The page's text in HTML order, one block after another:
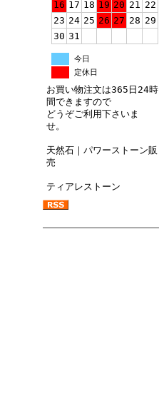
16 17 18 19 20 21 22
23 24 25 26 27 28 29
30 31
今日
定休日
お買い物注文は365日24時
間できますので
どうぞご利用下さいま
せ。
天然石｜パワーストーン販
売
ティアレストーン